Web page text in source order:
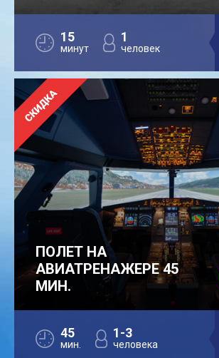
15
минут
1
человек
ПОЛЕТ НА
АВИАТРЕНАЖЕРЕ 45
МИН.
45
мин.
1-3
человека